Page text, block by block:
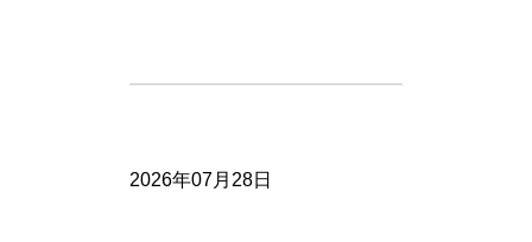
2026年07月28日